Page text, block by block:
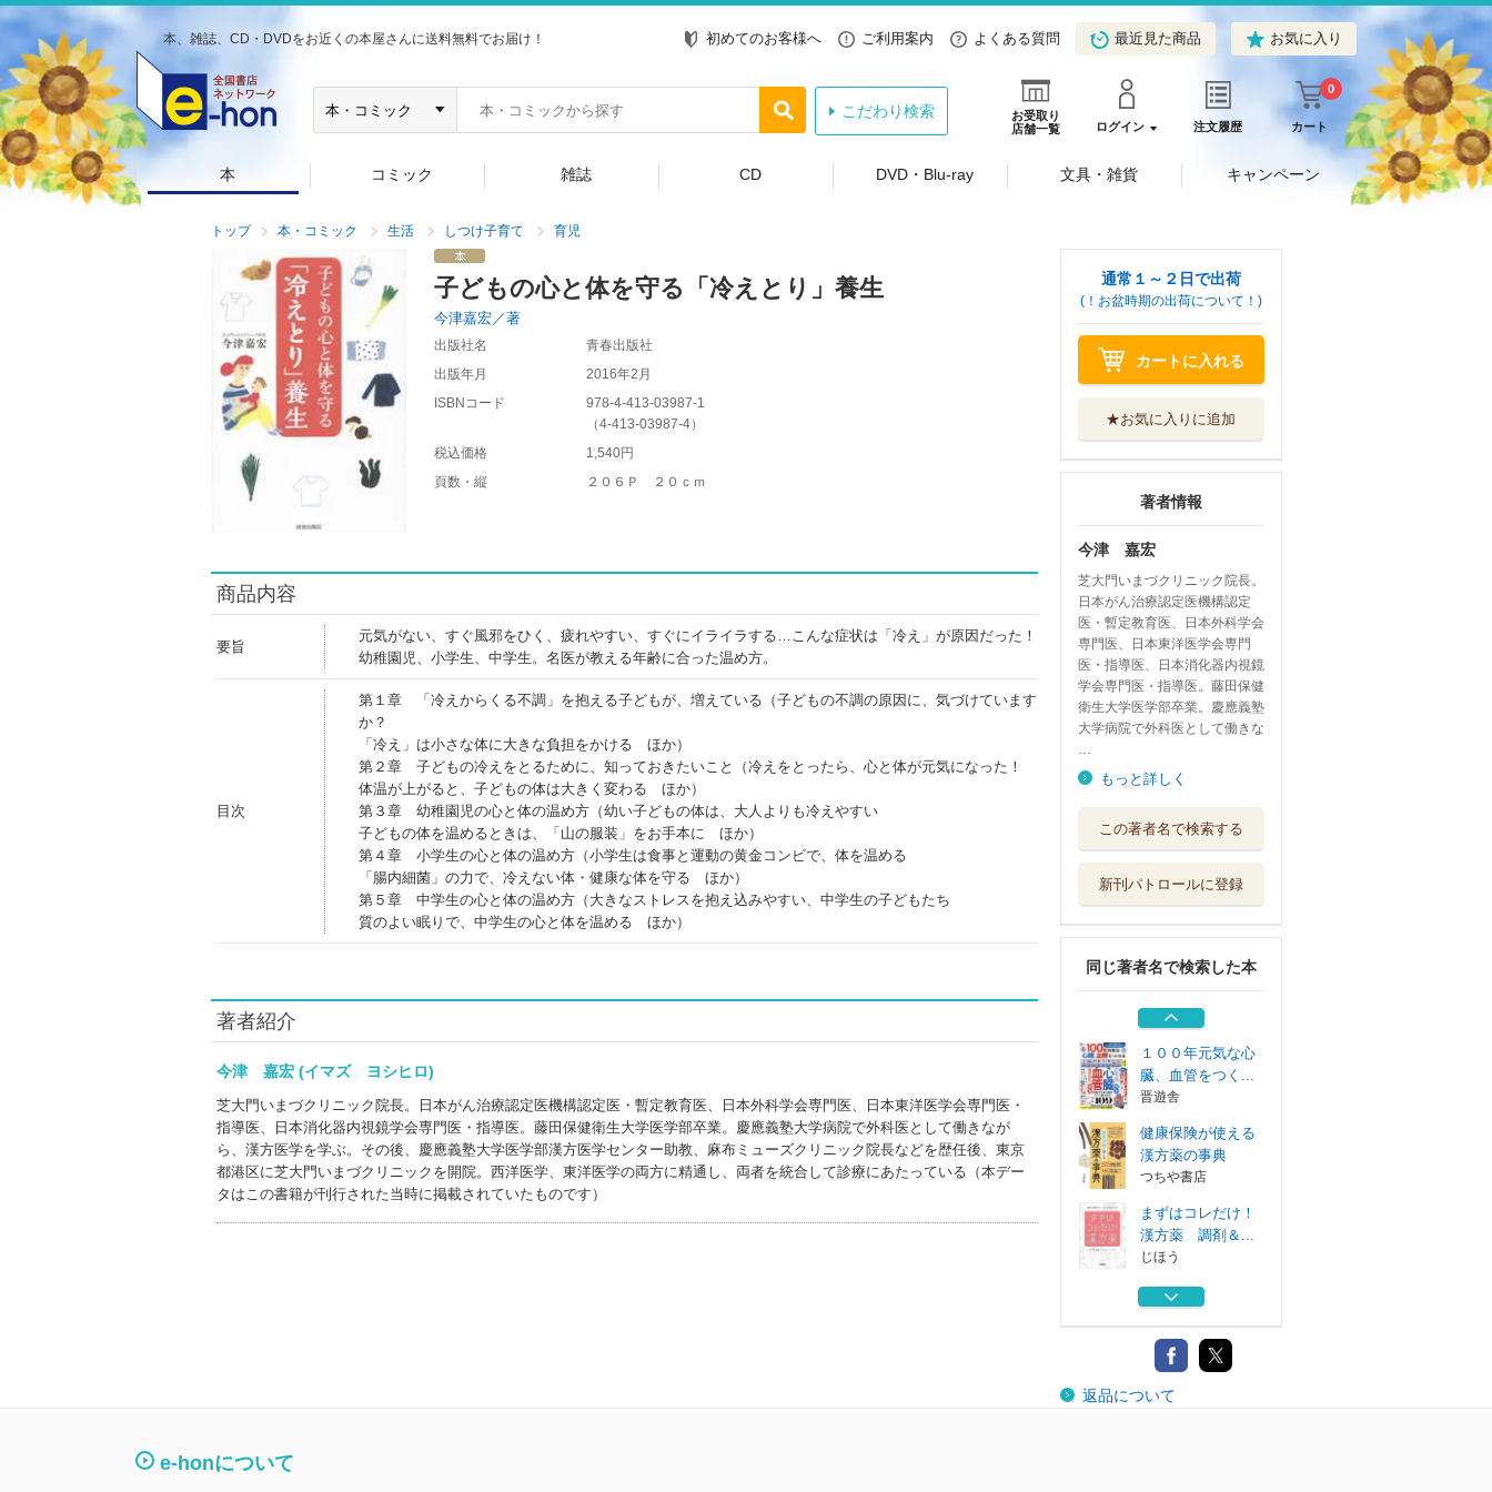
本、雑誌、CD・DVDをお近くの本屋さんに送料無料でお届け！ 初めてのお客様へ ご利用案内 よくある質問 最近見た商品 お気に入り
お受取り
店舗一覧
ログイン 注文履歴 カート
0
こだわり検索
本 コミック 雑誌 CD DVD・Blu-ray 文具・雑貨 キャンペーン
トップ 本・コミック 生活 しつけ子育て 育児
子どもの心と体を守る「冷えとり」養生
今津嘉宏／著
出版社名
青春出版社
出版年月
2016年2月
ISBNコード
978-4-413-03987-1
（4-413-03987-4）
税込価格
1,540円
頁数・縦
２０６Ｐ ２０ｃｍ
商品内容
要旨
元気がない、すぐ風邪をひく、疲れやすい、すぐにイライラする…こんな症状は「冷え」が原因だった！
幼稚園児、小学生、中学生。名医が教える年齢に合った温め方。
目次
第１章 「冷えからくる不調」を抱える子どもが、増えている（子どもの不調の原因に、気づけています
か？
「冷え」は小さな体に大きな負担をかける ほか）
第２章 子どもの冷えをとるために、知っておきたいこと（冷えをとったら、心と体が元気になった！
体温が上がると、子どもの体は大きく変わる ほか）
第３章 幼稚園児の心と体の温め方（幼い子どもの体は、大人よりも冷えやすい
子どもの体を温めるときは、「山の服装」をお手本に ほか）
第４章 小学生の心と体の温め方（小学生は食事と運動の黄金コンビで、体を温める
「腸内細菌」の力で、冷えない体・健康な体を守る ほか）
第５章 中学生の心と体の温め方（大きなストレスを抱え込みやすい、中学生の子どもたち
質のよい眠りで、中学生の心と体を温める ほか）
著者紹介
今津 嘉宏 (イマズ ヨシヒロ)
芝大門いまづクリニック院長。日本がん治療認定医機構認定医・暫定教育医、日本外科学会専門医、日本東洋医学会専門医・
指導医、日本消化器内視鏡学会専門医・指導医。藤田保健衛生大学医学部卒業。慶應義塾大学病院で外科医として働きなが
ら、漢方医学を学ぶ。その後、慶應義塾大学医学部漢方医学センター助教、麻布ミューズクリニック院長などを歴任後、東京
都港区に芝大門いまづクリニックを開院。西洋医学、東洋医学の両方に精通し、両者を統合して診療にあたっている（本デー
タはこの書籍が刊行された当時に掲載されていたものです）
通常１～２日で出荷
(！お盆時期の出荷について！)
カートに入れる
★お気に入りに追加
著者情報
今津 嘉宏
芝大門いまづクリニック院長。
日本がん治療認定医機構認定
医・暫定教育医、日本外科学会
専門医、日本東洋医学会専門
医・指導医、日本消化器内視鏡
学会専門医・指導医。藤田保健
衛生大学医学部卒業。慶應義塾
大学病院で外科医として働きな
…
もっと詳しく
この著者名で検索する
新刊パトロールに登録
同じ著者名で検索した本
漢方薬 調剤＆...
病気知らずの名医
ワニブックス
病気が逃げ出す上
体温のすすめ
ワニブックス
１００年元気な心
臓、血管をつく...
晋遊舎
健康保険が使える
漢方薬の事典
つちや書店
まずはコレだけ！
漢方薬 調剤＆...
じほう
病気知らずの名医
ワニブックス
病気が逃げ出す上
体温のすすめ
返品について
e-honについて